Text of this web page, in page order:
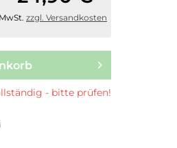
zzgl. Versandkosten
- bitte prüfen!